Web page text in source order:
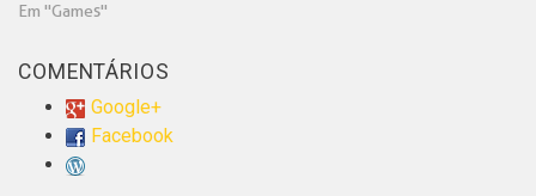
Em "Games"
COMENTÁRIOS
Google+
Facebook